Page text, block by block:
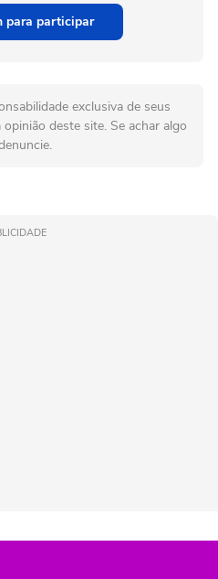
para participar
exclusiva de seus
deste site. Se achar algo